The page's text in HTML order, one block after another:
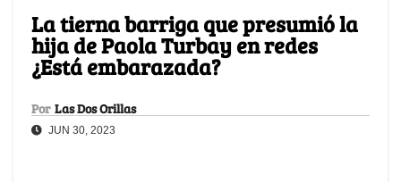
La tierna barriga que presumió la
hija de Paola Turbay en redes
¿Está embarazada?
Por Las Dos Orillas
JUN 30, 2023